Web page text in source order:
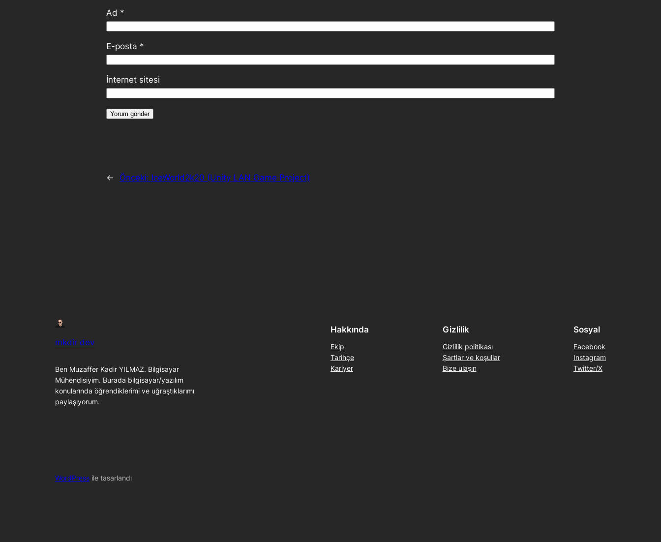
Ad *
E-posta *
İnternet sitesi
← Önceki: IceWorld2k20 (Unity LAN Game Project)
mkdir dev
Ben Muzaffer Kadir YILMAZ. Bilgisayar
Mühendisiyim. Burada bilgisayar/yazılım
konularında öğrendiklerimi ve uğraştıklarımı
paylaşıyorum.
Hakkında
Ekip
Tarihçe
Kariyer
Gizlilik
Gizlilik politikası
Şartlar ve koşullar
Bize ulaşın
Sosyal
Facebook
Instagram
Twitter/X
WordPress ile tasarlandı